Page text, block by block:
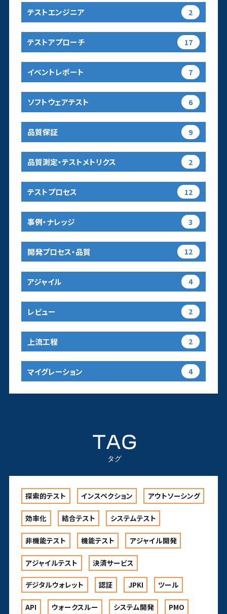
テストエンジニア 2
テストアプローチ 17
イベントレポート 7
ソフトウェアテスト 6
品質保証 9
品質測定・テストメトリクス 2
テストプロセス 12
事例・ナレッジ 3
開発プロセス・品質 12
アジャイル 4
レビュー 2
上流工程 2
マイグレーション 4
TAG
タグ
探索的テスト インスペクション アウトソーシング
効率化 結合テスト システムテスト
非機能テスト 機能テスト アジャイル開発
アジャイルテスト 決済サービス
デジタルウォレット 認証 JPKI ツール
API ウォークスルー システム開発 PMO